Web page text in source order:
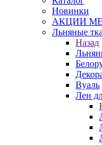
Новинки
АКЦИИ
Льняные
Назад
Вуаль
Лен